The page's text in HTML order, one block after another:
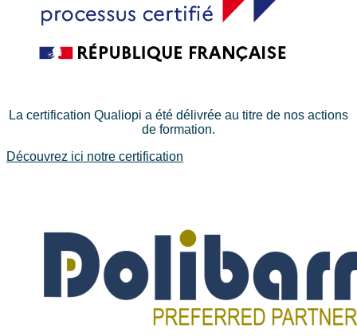
La certification Qualiopi a été délivrée au titre de nos actions
de formation.
Découvrez ici notre certification